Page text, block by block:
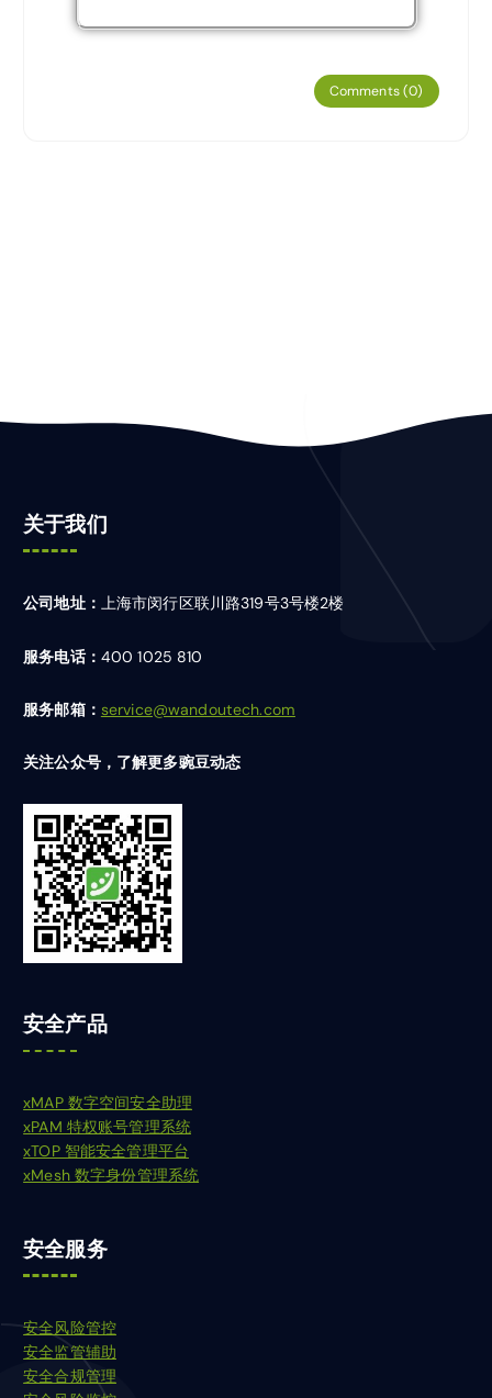
Comments (0)
关于我们
公司地址： 上海市闵行区联川路319号3号楼2楼
服务电话： 400 1025 810
服务邮箱： service@wandoutech.com
关注公众号，了解更多豌豆动态
安全产品
xMAP 数字空间安全助理
xPAM 特权账号管理系统
xTOP 智能安全管理平台
xMesh 数字身份管理系统
安全服务
安全风险管控
安全监管辅助
安全合规管理